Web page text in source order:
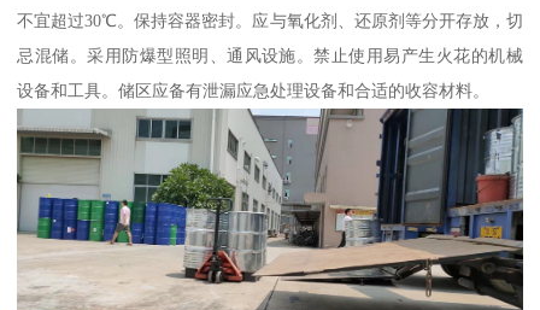
不宜超过30℃。保持容器密封。应与氧化剂、还原剂等分开存放，切
忌混储。采用防爆型照明、通风设施。禁止使用易产生火花的机械
设备和工具。储区应备有泄漏应急处理设备和合适的收容材料。